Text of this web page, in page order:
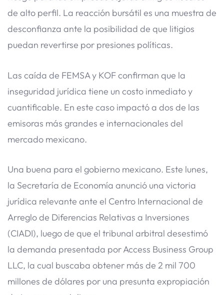
de alto perfil. La reacción bursátil es una muestra de
desconfianza ante la posibilidad de que litigios
puedan revertirse por presiones políticas.
Las caída de FEMSA y KOF confirman que la
inseguridad jurídica tiene un costo inmediato y
cuantificable. En este caso impactó a dos de las
emisoras más grandes e internacionales del
mercado mexicano.
Una buena para el gobierno mexicano. Este lunes,
la Secretaría de Economía anunció una victoria
jurídica relevante ante el Centro Internacional de
Arreglo de Diferencias Relativas a Inversiones
(CIADI), luego de que el tribunal arbitral desestimó
la demanda presentada por Access Business Group
LLC, la cual buscaba obtener más de 2 mil 700
millones de dólares por una presunta expropiación